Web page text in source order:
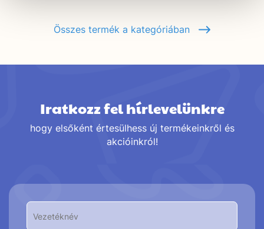
Összes termék a kategóriában
Iratkozz fel hírlevelünkre
hogy elsőként értesülhess új termékeinkről és
akcióinkról!